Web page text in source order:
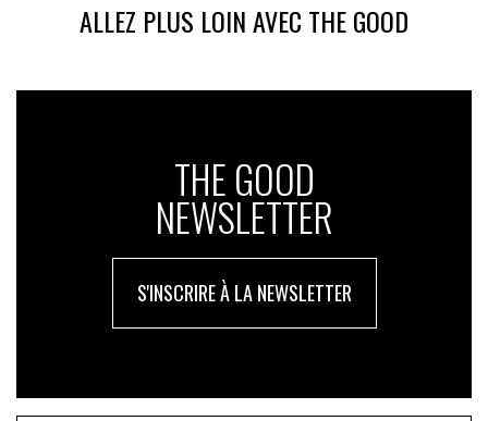
ALLEZ PLUS LOIN AVEC THE GOOD
THE GOOD
NEWSLETTER
S'INSCRIRE À LA NEWSLETTER